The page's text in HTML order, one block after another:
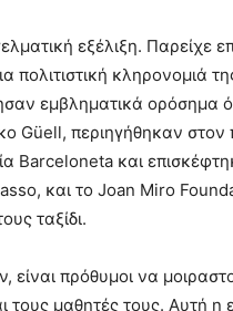
εξέλιξη. Παρείχε
πολιτιστική κληρονομιά
εμβληματικά ορόσημα
Güell, περιηγήθηκαν στον
Barceloneta και
και το Joan Miro
ταξίδι.
είναι πρόθυμοι να
τους μαθητές τους. Αυτή